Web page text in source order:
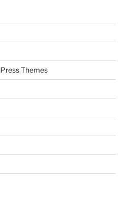
Themes